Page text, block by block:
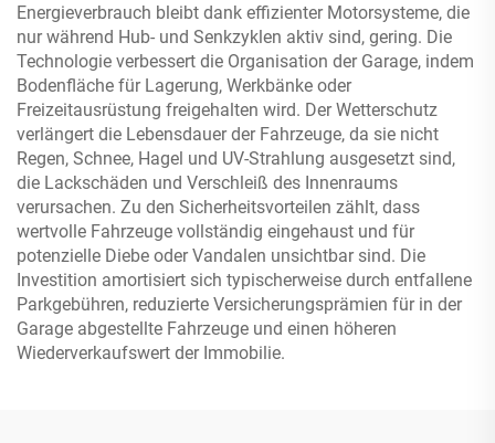
Energieverbrauch bleibt dank effizienter Motorsysteme, die
nur während Hub- und Senkzyklen aktiv sind, gering. Die
Technologie verbessert die Organisation der Garage, indem
Bodenfläche für Lagerung, Werkbänke oder
Freizeitausrüstung freigehalten wird. Der Wetterschutz
verlängert die Lebensdauer der Fahrzeuge, da sie nicht
Regen, Schnee, Hagel und UV-Strahlung ausgesetzt sind,
die Lackschäden und Verschleiß des Innenraums
verursachen. Zu den Sicherheitsvorteilen zählt, dass
wertvolle Fahrzeuge vollständig eingehaust und für
potenzielle Diebe oder Vandalen unsichtbar sind. Die
Investition amortisiert sich typischerweise durch entfallene
Parkgebühren, reduzierte Versicherungsprämien für in der
Garage abgestellte Fahrzeuge und einen höheren
Wiederverkaufswert der Immobilie.